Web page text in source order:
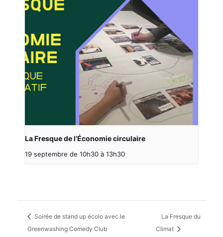
La Fresque de l’Économie circulaire
19 septembre de 10h30 à 13h30
Soirée de stand up écolo avec le
Greenwashing Comedy Club
La Fresque du
Climat